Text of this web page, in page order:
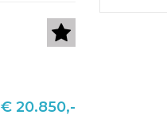
€ 20.850,-